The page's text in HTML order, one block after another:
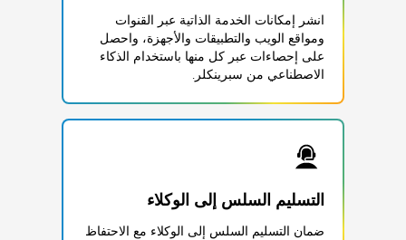
انشر إمكانات الخدمة الذاتية عبر القنوات
ومواقع الويب والتطبيقات والأجهزة، واحصل
على إحصاءات عبر كل منها باستخدام الذكاء
الاصطناعي من سبرينكلر.
التسليم السلس إلى الوكلاء
ضمان التسليم السلس إلى الوكلاء مع الاحتفاظ